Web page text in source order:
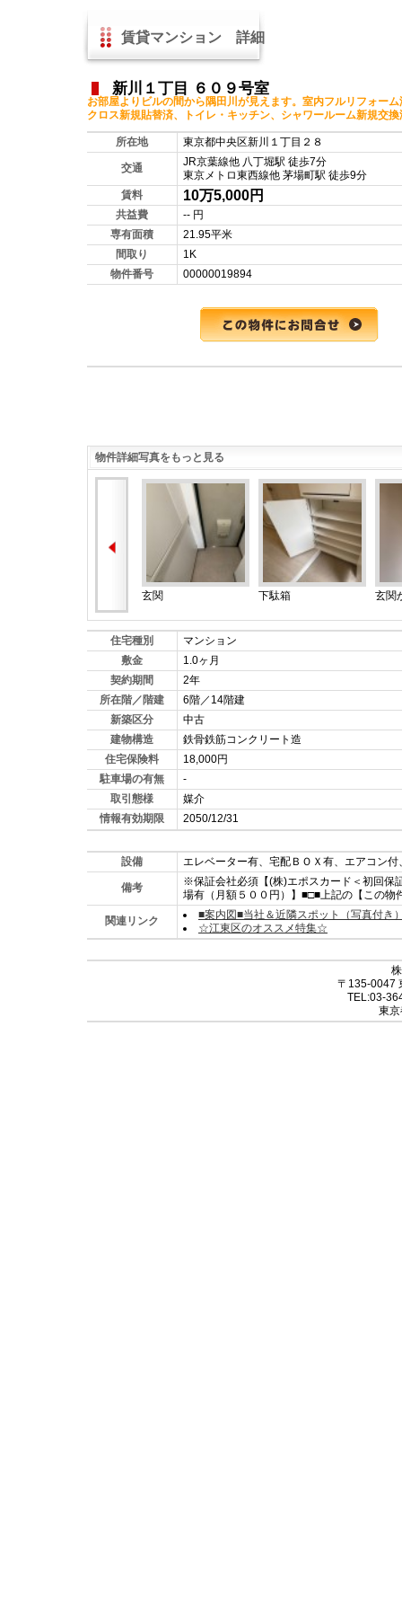
賃貸マンション 詳細
新川１丁目 ６０９号室
お部屋よりビルの間から隅田川が見えます。室内フルリフォー
クロス新規貼替済、トイレ・キッチン、シャワールーム新規交
所在地 東京都中央区新川１丁目２８
交通
JR京葉線他 八丁堀駅 徒歩7分
東京メトロ東西線他 茅場町駅 徒歩9分
賃料
10万5,000円
共益費
-- 円
専有面積
21.95平米
間取り
1K
物件番号
00000019894
物件詳細写真をもっと見る
玄関 下駄箱 玄関
住宅種別
マンション
敷金
1.0ヶ月
契約期間
2年
所在階／階建
6階／14階建
新築区分
中古
建物構造
鉄骨鉄筋コンクリート造
住宅保険料
18,000円
駐車場の有無
-
取引態様
媒介
情報有効期限
2050/12/31
設備 エレベーター有、宅配ＢＯＸ有、エアコン
備考
※保証会社必須【(株)エポスカード＜初回保
場有（月額５００円）】■□■上記の【この
関連リンク
■案内図■当社＆近隣スポット（写真付き
☆江東区のオススメ特集☆
〒135-0047
TEL:03-
東